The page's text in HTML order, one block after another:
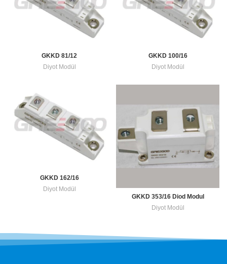
GKKD 81/12
Diyot Modül
GKKD 100/16
Diyot Modül
GKKD 162/16
Diyot Modül
GKKD 353/16 Diod Modul
Diyot Modül